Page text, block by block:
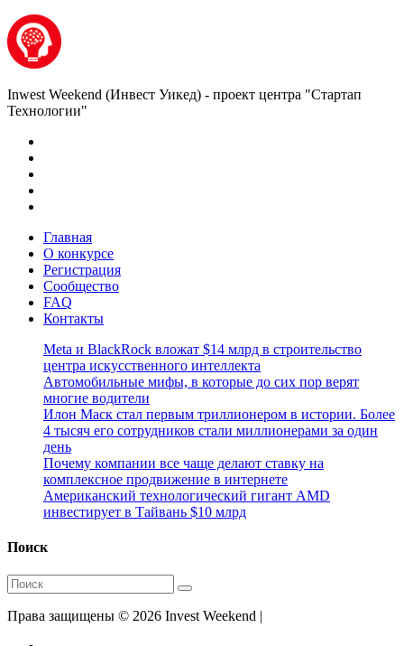
Inwest Weekend (Инвест Уикед) - проект центра "Стартап
Технологии"
Главная
О конкурсе
Регистрация
Сообщество
FAQ
Контакты
Meta и BlackRock вложат $14 млрд в строительство
центра искусственного интеллекта
Автомобильные мифы, в которые до сих пор верят
многие водители
Илон Маск стал первым триллионером в истории. Более
4 тысяч его сотрудников стали миллионерами за один
день
Почему компании все чаще делают ставку на
комплексное продвижение в интернете
Американский технологический гигант AMD
инвестирует в Тайвань $10 млрд
Поиск
Права защищены © 2026 Invest Weekend |